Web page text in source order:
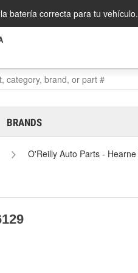
batería correcta para tu vehículo.
BRANDS
O'Reilly Auto Parts -